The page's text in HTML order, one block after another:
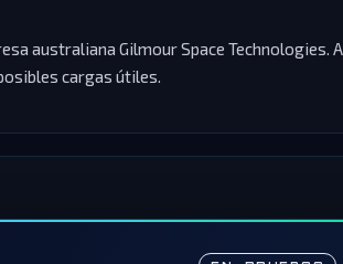
australiana Gilmour Space Technologies.
cargas útiles.